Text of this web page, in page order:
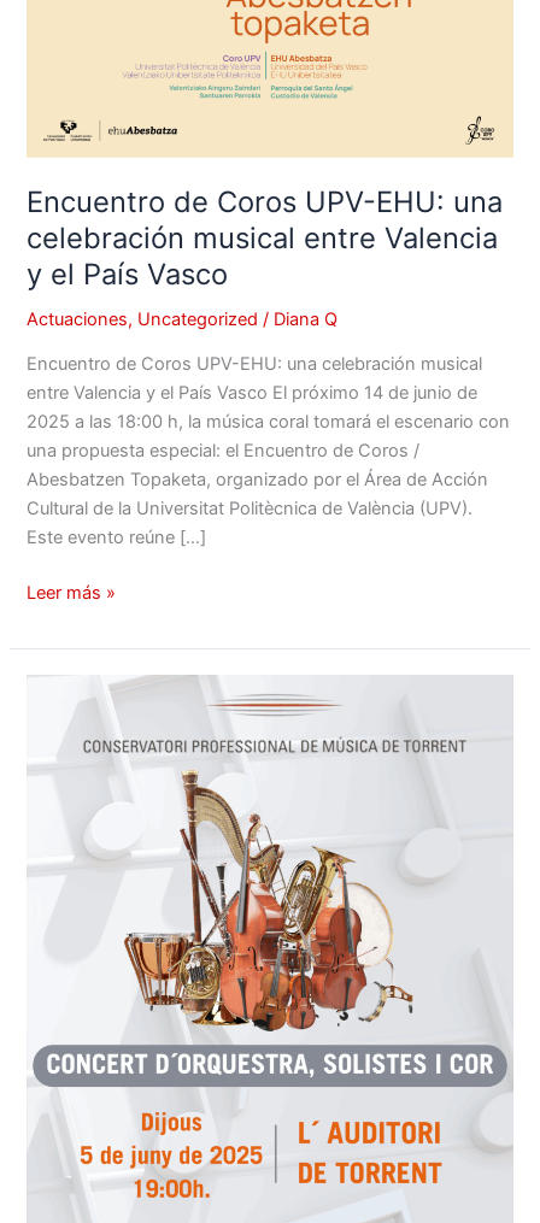
Encuentro de Coros UPV-EHU: una
celebración musical entre Valencia
y el País Vasco
Actuaciones, Uncategorized / Diana Q
Encuentro de Coros UPV-EHU: una celebración musical
entre Valencia y el País Vasco El próximo 14 de junio de
2025 a las 18:00 h, la música coral tomará el escenario con
una propuesta especial: el Encuentro de Coros /
Abesbatzen Topaketa, organizado por el Área de Acción
Cultural de la Universitat Politècnica de València (UPV).
Este evento reúne […]
Leer más »
diálogo